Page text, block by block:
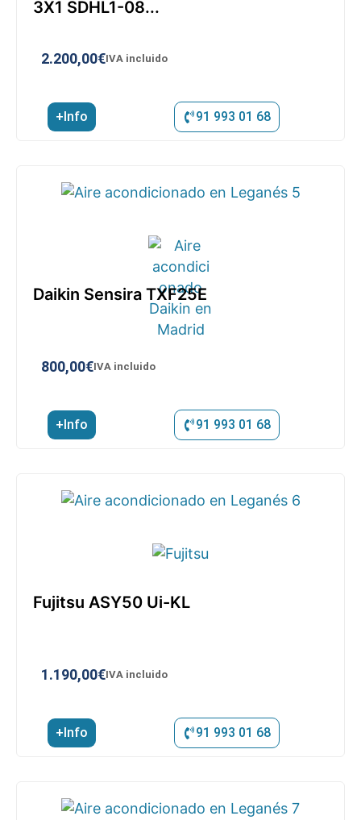
3X1 SDHL1-08...
2.200,00€IVA incluido
+Info 91 993 01 68
Daikin Sensira TXF25E
800,00€IVA incluido
+Info 91 993 01 68
Fujitsu ASY50 Ui-KL
1.190,00€IVA incluido
+Info 91 993 01 68